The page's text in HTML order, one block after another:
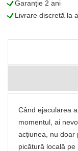
LGaranție 2 ani
LLivrare discretă la
Când ejacularea
momentul, ai
acțiunea, nu doar
picătură locală